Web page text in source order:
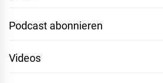
Podcast abonnieren
Videos